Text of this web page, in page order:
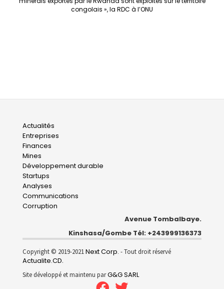
congolais », la RDC à l’ONU
Main
navigation
Actualités
Entreprises
Finances
Mines
Développement durable
Startups
Analyses
Communications
Corruption
Avenue Tombalbaye.
Kinshasa/Gombe Tél: +243999136373
Copyright © 2019-2021Next Corp. - Tout droit réservé
Actualite.CD.
Site développé et maintenu parG&G SARL